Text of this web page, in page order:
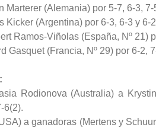
(Alemania) por 5-7, 6-3, 7-
Kicker (Argentina) por 6-3, 6-3 y 6-
Ramos-Viñolas (España, Nº 21)
Gasquet (Francia, Nº 29) por 6-2,
Rodionova (Australia) a
6(2).
a ganadoras (Mertens y